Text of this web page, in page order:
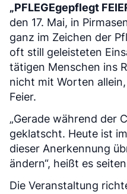
„PFLEGEgepflegt
den 17. Mai, in
ganz im Zeichen der
oft still geleisteten
tätigen Menschen ins
nicht mit Worten
Feier.
„Gerade während der
geklatscht. Heute ist
dieser Anerkennung
ändern“, heißt es
Die Veranstaltung